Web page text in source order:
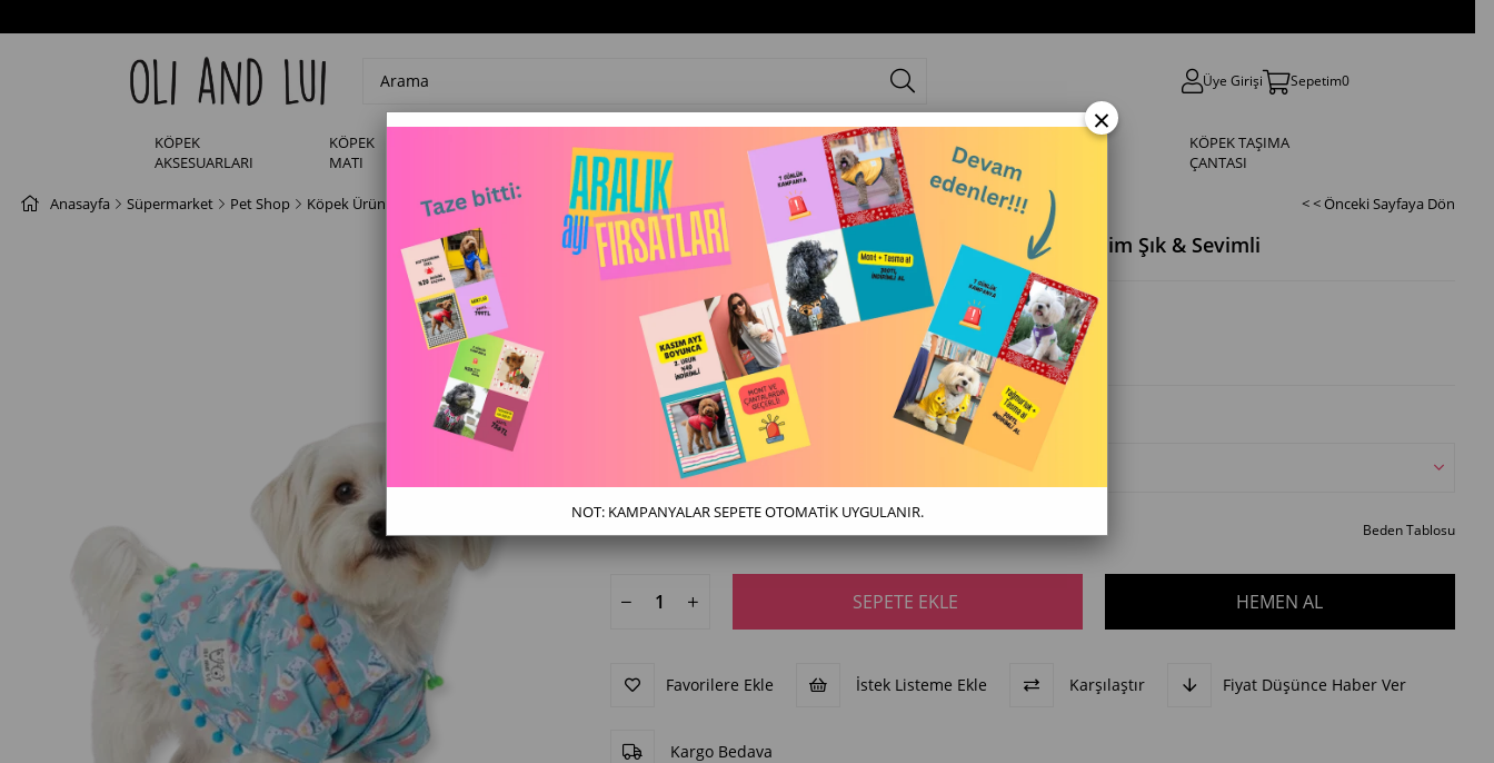
Üye Girişi Sepetim0
KÖPEK
AKSESUARLARI
KÖPEK
MATI
MONTU
KÖPEK
YAĞMURLUĞU
KÖPEK
BORNOZU
KÖPEK
KÖPEK TAŞIMA
ÇANTASI
Anasayfa Süpermarket Pet Shop Köpek Ürünleri Köpek Kıyafeti Denizkızı Desenli Açık Mavi Köpek Gömleği – 4 Mevsim Şık & Sevimli < < Önceki Sayfaya Dön
Denizkızı Desenli Açık Mavi Köpek Gömleği – 4 Mevsim Şık & Sevimli
15
İndirim
₺590,00 (KDV Dahil)
₺501,50
Beden Tablosu
Favorilere Ekle İstek Listeme Ekle Karşılaştır Fiyat Düşünce Haber Ver
Kargo Bedava
×
NOT: KAMPANYALAR SEPETE OTOMATİK UYGULANIR.